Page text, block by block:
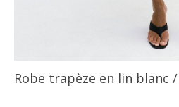
Robe trapèze en lin blanc